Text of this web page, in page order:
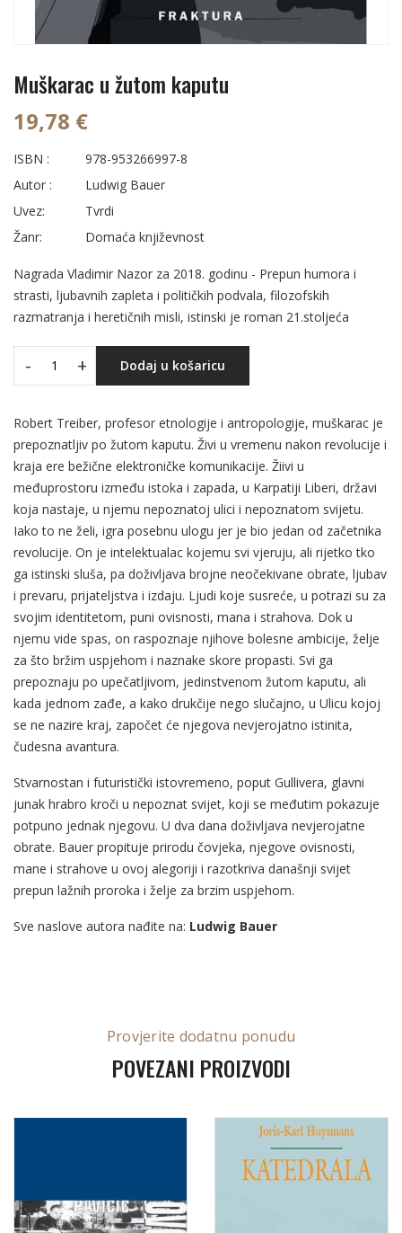
Muškarac u žutom kaputu
19,78 €
ISBN :
978-953266997-8
Autor :
Ludwig Bauer
Uvez:
Tvrdi
Žanr:
Domaća književnost
Nagrada Vladimir Nazor za 2018. godinu - Prepun humora i
strasti, ljubavnih zapleta i političkih podvala, filozofskih
razmatranja i heretičnih misli, istinski je roman 21.stoljeća
- + Dodaj u košaricu
Robert Treiber, profesor etnologije i antropologije, muškarac je
prepoznatljiv po žutom kaputu. Živi u vremenu nakon revolucije i
kraja ere bežične elektroničke komunikacije. Žiivi u
međuprostoru između istoka i zapada, u Karpatiji Liberi, državi
koja nastaje, u njemu nepoznatoj ulici i nepoznatom svijetu.
Iako to ne želi, igra posebnu ulogu jer je bio jedan od začetnika
revolucije. On je intelektualac kojemu svi vjeruju, ali rijetko tko
ga istinski sluša, pa doživljava brojne neočekivane obrate, ljubav
i prevaru, prijateljstva i izdaju. Ljudi koje susreće, u potrazi su za
svojim identitetom, puni ovisnosti, mana i strahova. Dok u
njemu vide spas, on raspoznaje njihove bolesne ambicije, želje
za što bržim uspjehom i naznake skore propasti. Svi ga
prepoznaju po upečatljivom, jedinstvenom žutom kaputu, ali
kada jednom zađe, a kako drukčije nego slučajno, u Ulicu kojoj
se ne nazire kraj, započet će njegova nevjerojatno istinita,
čudesna avantura.
Stvarnostan i futuristički istovremeno, poput Gullivera, glavni
junak hrabro kroči u nepoznat svijet, koji se međutim pokazuje
potpuno jednak njegovu. U dva dana doživljava nevjerojatne
obrate. Bauer propituje prirodu čovjeka, njegove ovisnosti,
mane i strahove u ovoj alegoriji i razotkriva današnji svijet
prepun lažnih proroka i želje za brzim uspjehom.
Sve naslove autora nađite na: Ludwig Bauer
Provjerite dodatnu ponudu
POVEZANI PROIZVODI